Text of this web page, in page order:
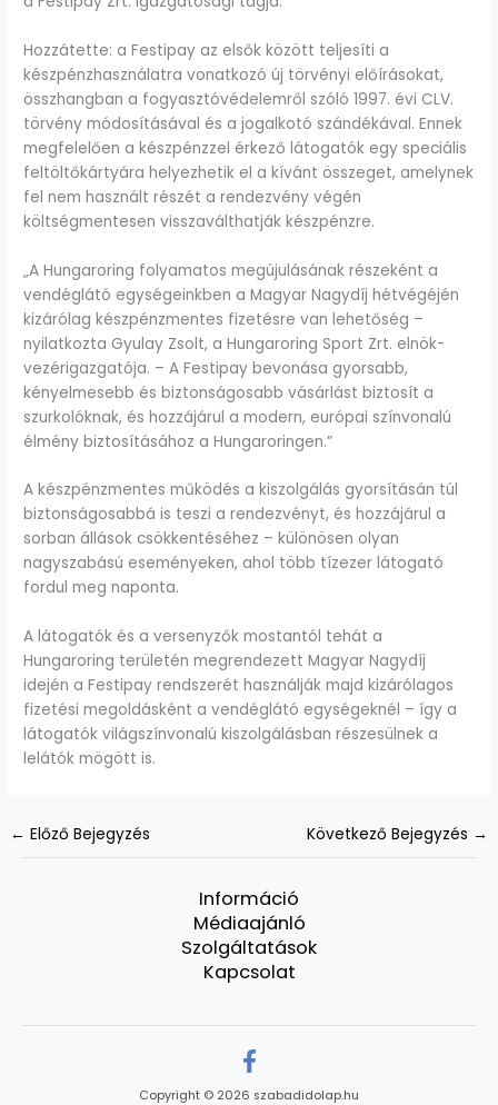
Hozzátette: a Festipay az elsők között teljesíti a
készpénzhasználatra vonatkozó új törvényi előírásokat,
összhangban a fogyasztóvédelemről szóló 1997. évi CLV.
törvény módosításával és a jogalkotó szándékával. Ennek
megfelelően a készpénzzel érkező látogatók egy speciális
feltöltőkártyára helyezhetik el a kívánt összeget, amelynek
fel nem használt részét a rendezvény végén
költségmentesen visszaválthatják készpénzre.
„A Hungaroring folyamatos megújulásának részeként a
vendéglátó egységeinkben a Magyar Nagydíj hétvégéjén
kizárólag készpénzmentes fizetésre van lehetőség –
nyilatkozta Gyulay Zsolt, a Hungaroring Sport Zrt. elnök-
vezérigazgatója. – A Festipay bevonása gyorsabb,
kényelmesebb és biztonságosabb vásárlást biztosít a
szurkolóknak, és hozzájárul a modern, európai színvonalú
élmény biztosításához a Hungaroringen.”
A készpénzmentes működés a kiszolgálás gyorsításán túl
biztonságosabbá is teszi a rendezvényt, és hozzájárul a
sorban állások csökkentéséhez – különösen olyan
nagyszabású eseményeken, ahol több tízezer látogató
fordul meg naponta.
A látogatók és a versenyzők mostantól tehát a
Hungaroring területén megrendezett Magyar Nagydíj
idején a Festipay rendszerét használják majd kizárólagos
fizetési megoldásként a vendéglátó egységeknél – így a
látogatók világszínvonalú kiszolgálásban részesülnek a
lelátók mögött is.
← Előző Bejegyzés Következő Bejegyzés →
Információ
Médiaajánló
Szolgáltatások
Kapcsolat
Copyright © 2026 szabadidolap.hu